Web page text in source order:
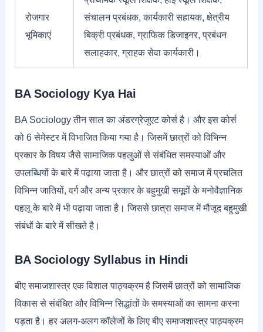
रोजगार
भूमिकाएं
संचालन प्रबंधक, कार्यकारी सहायक, क्षेत्रीय
बिक्री प्रबंधक, ग्राफिक डिजाइनर, प्रबंधन
सलाहकार, ग्राहक सेवा कार्यकारी।
BA Sociology Kya Hai
BA Sociology तीन साल का अंडरग्रेजुएट कोर्स है। और इस कोर्स
को 6 सेमेस्टर में विभाजित किया गया है। जिसमें छात्रों को विभिन्न
प्रकार के विषय जैसे सामाजिक पहलुओं से संबंधित समस्याओं और
उपलब्धियों के बारे में पढ़ाया जाता है। और छात्रों को समाज में प्रचलित
विभिन्न जातियों, वर्ग और अन्य प्रकार के बहुमुखी समूहों के मनोवैज्ञानिक
पहलू के बारे में भी पढ़ाया जाता है। जिससे छात्रा समाज में मौजूद बहुमुखी
संबंधों के बारे में सीखते है।
BA Sociology Syllabus in Hindi
बीए समाजशास्त्र एक विशाल पाठ्यक्रम है जिसमें छात्रों को सामाजिक
विकास से संबंधित और विभिन्न सिद्धांतों के समस्याओं का सामना करना
पड़ता है। हर अलग-अलग कॉलेजों के लिए बीए समाजशास्त्र पाठ्यक्रम